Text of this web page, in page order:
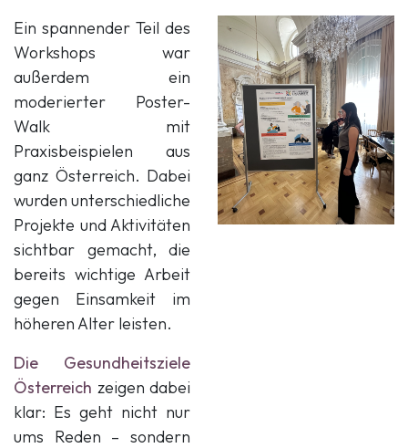
Ein spannender Teil des
Workshops war
außerdem ein
moderierter Poster-
Walk mit
Praxisbeispielen aus
ganz Österreich. Dabei
wurden unterschiedliche
Projekte und Aktivitäten
sichtbar gemacht, die
bereits wichtige Arbeit
gegen Einsamkeit im
höheren Alter leisten.
Die Gesundheitsziele
Österreich zeigen dabei
klar: Es geht nicht nur
ums Reden – sondern